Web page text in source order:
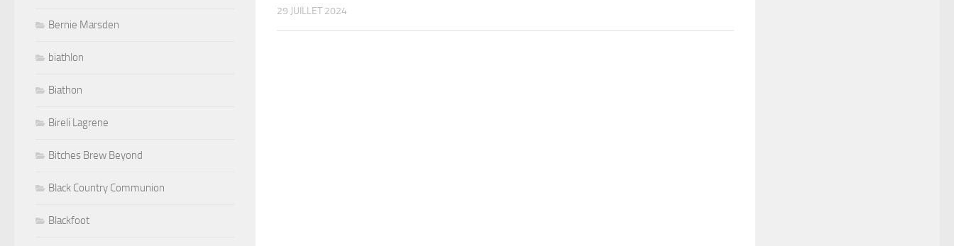
29 JUILLET 2024
Bernie Marsden
biathlon
Biathon
Bireli Lagrene
Bitches Brew Beyond
Black Country Communion
Blackfoot